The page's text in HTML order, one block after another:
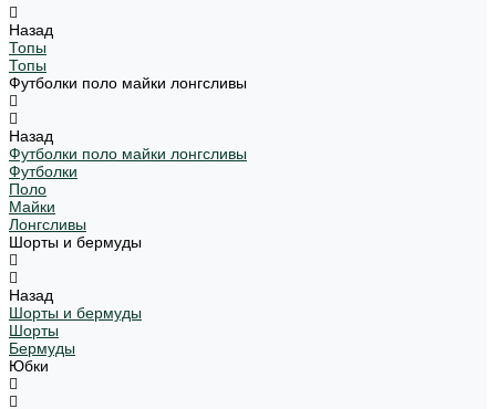
Назад
Топы
Топы
Футболки поло майки лонгсливы
Назад
Футболки поло майки лонгсливы
Футболки
Поло
Майки
Лонгсливы
Шорты и бермуды
Назад
Шорты и бермуды
Шорты
Бермуды
Юбки